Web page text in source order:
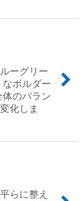
ーグリー
ボルダー
のバラン
化しま
らに整え